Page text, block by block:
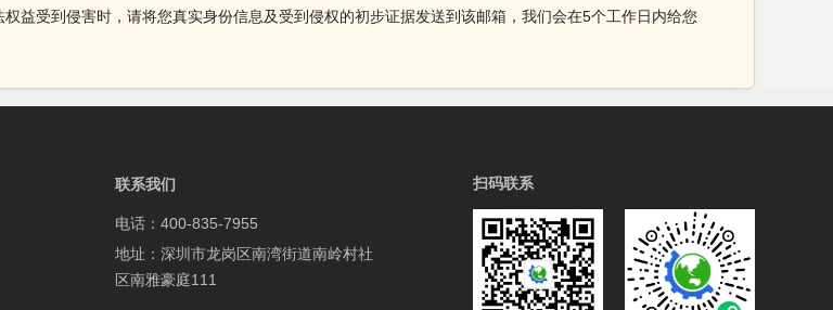
益受到侵害时，请将您真实身份信息及受到侵权的初步证据发送到该邮箱，我们会在5个工作日内给您
联系我们
电话：400-835-7955
地址：深圳市龙岗区南湾街道南岭村社
区南雅豪庭111
扫码联系